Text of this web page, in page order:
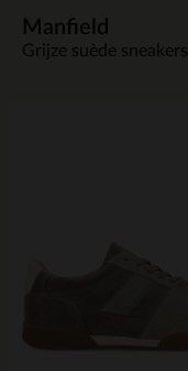
Manfield
Grijze suède sneakers